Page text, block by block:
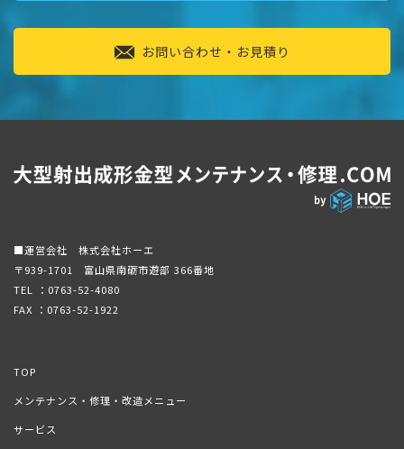
お問い合わせ・お見積り
■運営会社 株式会社ホーエ
〒939-1701 富山県南砺市遊部 366番地
TEL ： 0763-52-4080
FAX ：0763-52-1922
TOP
メンテナンス・修理・改造メニュー
サービス